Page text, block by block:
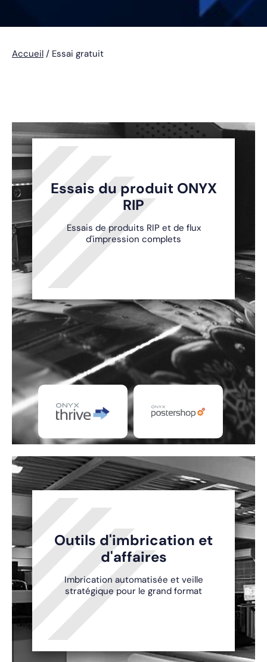
Accueil / Essai gratuit
Essais du produit ONYX
RIP
Essais de produits RIP et de flux
d'impression complets
Outils d'imbrication et
d'affaires
Imbrication automatisée et veille
stratégique pour le grand format